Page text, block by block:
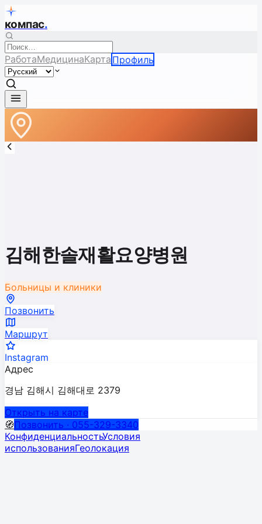
компас.
РаботаМедицинаКарта Профиль
김해한솔재활요양병원
Больницы и клиники
Позвонить
Маршрут
Instagram
Адрес
경남 김해시 김해대로 2379
Открыть на карте
🧭Позвонить · 055-329-3340
КонфиденциальностьУсловия
использованияГеолокация